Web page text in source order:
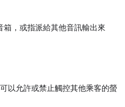
箱，或指派給其他音訊輸出來
以允許或禁止觸控其他乘客的螢